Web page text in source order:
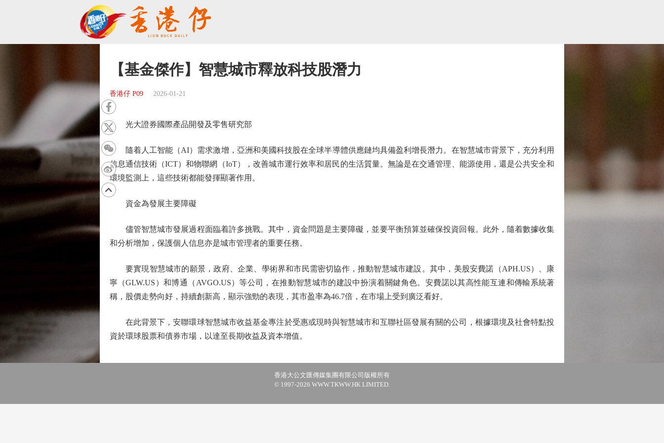
【基金傑作】智慧城市釋放科技股潛力
香港仔 P09 2026-01-21
光大證券國際產品開發及零售研究部
隨着人工智能（AI）需求激增，亞洲和美國科技股在全球半導體供應鏈均具備盈利增長潛力。在智慧城市背景下，充分利用
信息通信技術（ICT）和物聯網（IoT），改善城市運行效率和居民的生活質量。無論是在交通管理、能源使用，還是公共安全和
環境監測上，這些技術都能發揮顯著作用。
資金為發展主要障礙
儘管智慧城市發展過程面臨着許多挑戰。其中，資金問題是主要障礙，並要平衡預算並確保投資回報。此外，隨着數據收集
和分析增加，保護個人信息亦是城市管理者的重要任務。
要實現智慧城市的願景，政府、企業、學術界和市民需密切協作，推動智慧城市建設。其中，美股安費諾（APH.US）、康
寧（GLW.US）和博通（AVGO.US）等公司，在推動智慧城市的建設中扮演着關鍵角色。安費諾以其高性能互連和傳輸系統著
稱，股價走勢向好，持續創新高，顯示強勁的表現，其市盈率為46.7倍，在市場上受到廣泛看好。
在此背景下，安聯環球智慧城市收益基金專注於受惠或現時與智慧城市和互聯社區發展有關的公司，根據環境及社會特點投
資於環球股票和債券市場，以達至長期收益及資本增值。
香港大公文匯傳媒集團有限公司版權所有
© 1997-2026 WWW.TKWW.HK LIMITED.